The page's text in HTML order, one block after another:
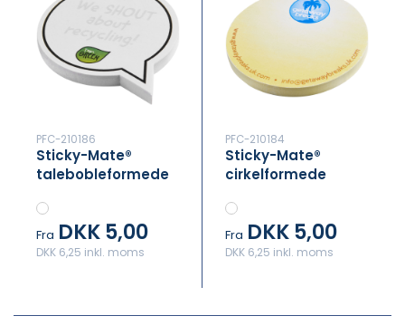
PFC-210186
Sticky-Mate®
talebobleformede
noter af
genbrugspapir
Fra DKK 5,00
DKK 6,25 inkl. moms
PFC-210184
Sticky-Mate®
cirkelformede
noter af
genbrugspapir
Fra DKK 5,00
DKK 6,25 inkl. moms